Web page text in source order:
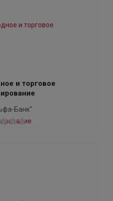
и торговое
Банк"